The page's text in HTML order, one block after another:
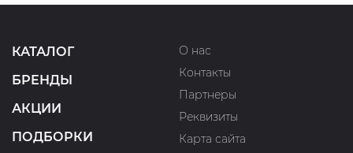
КАТАЛОГ
БРЕНДЫ
АКЦИИ
ПОДБОРКИ
О нас
Контакты
Партнеры
Реквизиты
Карта сайта